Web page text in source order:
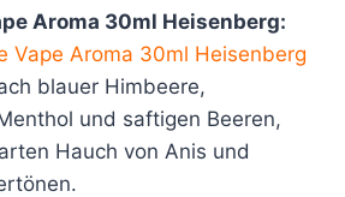
Aroma 30ml Heisenberg:
Vape Aroma 30ml Heisenberg
blauer Himbeere,
und saftigen Beeren,
Hauch von Anis und